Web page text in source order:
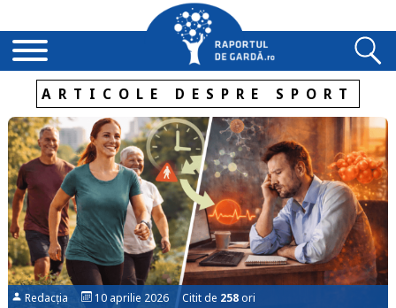
ARTICOLE DESPRE SPORT
Redacția 10 aprilie 2026 Citit de 258ori